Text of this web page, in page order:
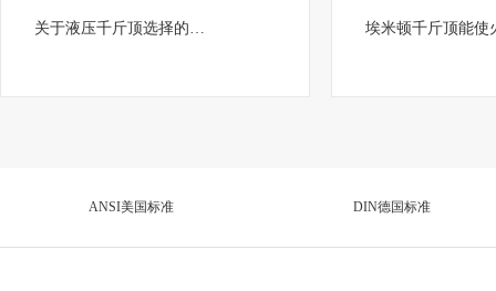
关于液压千斤顶选择的… 埃米顿千斤顶能
ANSI美国标准 DIN德国标准